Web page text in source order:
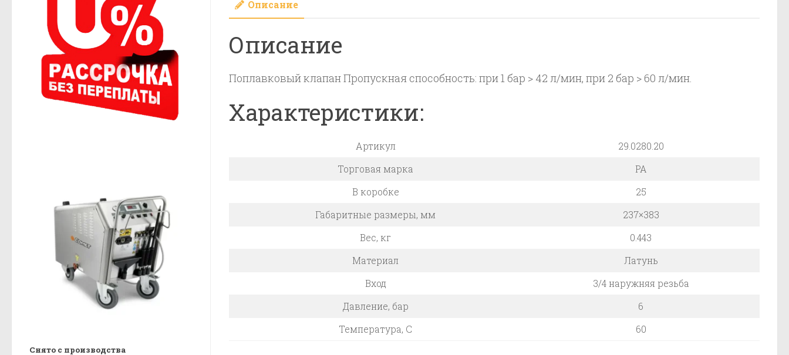
Описание
Описание
Поплавковый клапан Пропускная способность: при 1 бар > 42 л/мин, при 2 бар > 60 л/мин.
Характеристики:
Артикул
29.0280.20
Торговая марка
PA
В коробке
25
Габаритные размеры, мм
237×383
Вес, кг
0.443
Материал
Латунь
Вход
3/4 наружняя резьба
Давление, бар
6
Температура, C
60
Снято с производства